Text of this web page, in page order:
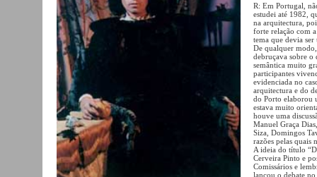
R: Em Portugal,
estudei até 1982,
na arquitectura,
forte relação com
tema que devia ser
De qualquer
debruçava sobre
semântica muito
participantes
evidenciada no
arquitectura e do
do Porto elaborou
estava muito
houve uma
Manuel Graça
Siza, Domingos
razões pelas quais
A ideia do título
Cerveira Pinto e
Comissários e
lançou o debate